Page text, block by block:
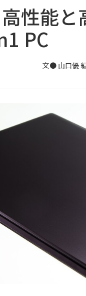
高性能
PC
文● 山口優